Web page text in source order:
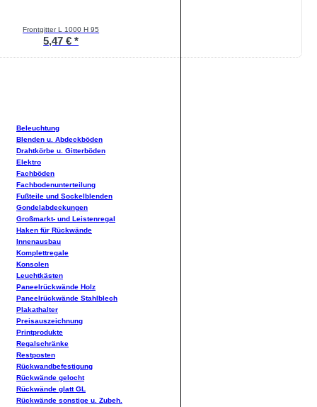
Frontgitter L 1000 H 95
5,47 € *
Beleuchtung
Blenden u. Abdeckböden
Drahtkörbe u. Gitterböden
Elektro
Fachböden
Fachbodenunterteilung
Fußteile und Sockelblenden
Gondelabdeckungen
Großmarkt- und Leistenregal
Haken für Rückwände
Innenausbau
Komplettregale
Konsolen
Leuchtkästen
Paneelrückwände Holz
Paneelrückwände Stahlblech
Plakathalter
Preisauszeichnung
Printprodukte
Regalschränke
Restposten
Rückwandbefestigung
Rückwände gelocht
Rückwände glatt GL
Rückwände sonstige u. Zubeh.